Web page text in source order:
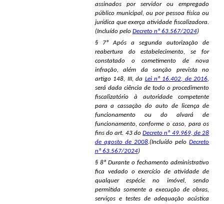
assinados por servidor ou empregado
público municipal, ou por pessoa física ou
jurídica que exerça atividade fiscalizadora.
(Incluído pelo Decreto nº 63.567/2024)
§ 7º Após a segunda autorização de
reabertura do estabelecimento, se for
constatado o cometimento de nova
infração, além da sanção prevista no
artigo 148, III, da Lei nº 16.402, de 2016,
será dada ciência de todo o procedimento
fiscalizatório à autoridade competente
para a cassação do auto de licença de
funcionamento ou do alvará de
funcionamento, conforme o caso, para os
fins do art. 43 doDecreto nº 49.969, de 28
de agosto de 2008.(Incluído peloDecreto
nº 63.567/2024)
§ 8º Durante o fechamento administrativo
fica vedado o exercício de atividade de
qualquer espécie no imóvel, sendo
permitida somente a execução de obras,
serviços e testes de adequação acústica